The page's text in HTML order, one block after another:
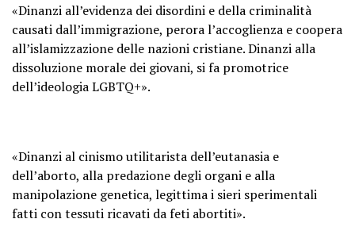
«Dinanzi all’evidenza dei disordini e della criminalità
causati dall’immigrazione, perora l’accoglienza e coopera
all’islamizzazione delle nazioni cristiane. Dinanzi alla
dissoluzione morale dei giovani, si fa promotrice
dell’ideologia LGBTQ+».
«Dinanzi al cinismo utilitarista dell’eutanasia e
dell’aborto, alla predazione degli organi e alla
manipolazione genetica, legittima i sieri sperimentali
fatti con tessuti ricavati da feti abortiti».